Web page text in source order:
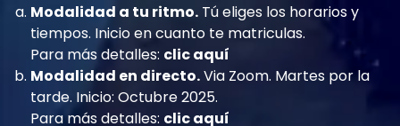
Modalidad a tu ritmo. Tú eliges los horarios y
tiempos. Inicio en cuanto te matriculas.
Para más detalles: clic aquí
Modalidad en directo.Via Zoom. Martes por la
tarde. Inicio: Octubre 2025.
Para más detalles: clic aquí